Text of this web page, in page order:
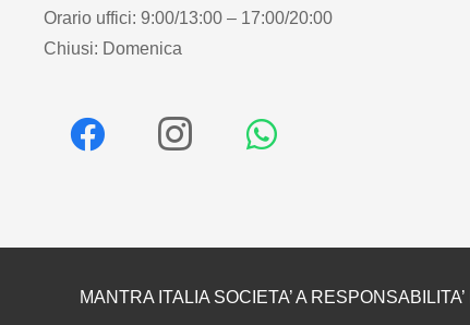
Orario uffici: 9:00/13:00 – 17:00/20:00
Chiusi: Domenica
MANTRA ITALIA SOCIETA’ A